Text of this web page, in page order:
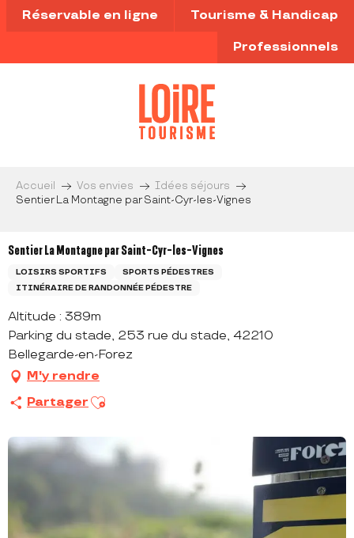
Aller
au
principal
Réservable en ligne Tourisme & Handicap
Professionnels
Accueil Vos envies
Idées séjours
Sentier La Montagne par Saint-Cyr-les-Vignes
Sentier La Montagne par Saint-Cyr-les-Vignes
LOISIRS SPORTIFS
SPORTS PÉDESTRES
ITINÉRAIRE DE RANDONNÉE PÉDESTRE
Altitude : 389m
Parking du stade, 253 rue du stade, 42210
Bellegarde-en-Forez
M'y rendre
Partager Ajouter aux favoris